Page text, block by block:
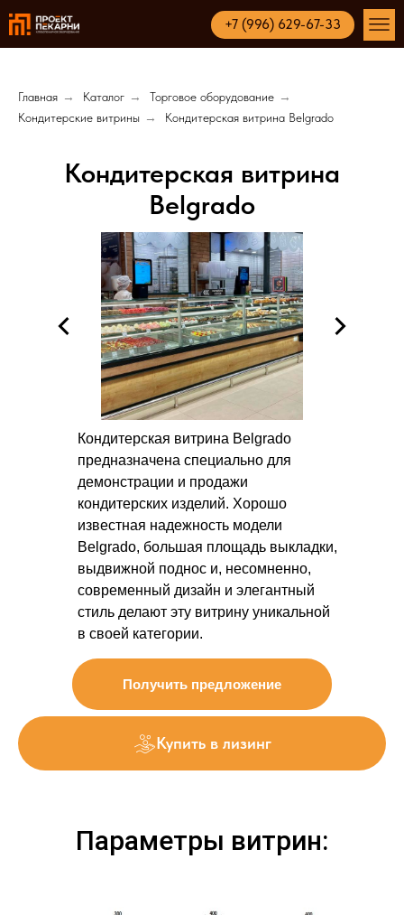
+7 (996) 629-67-33
Главная → Каталог → Торговое оборудование →
Кондитерские витрины → Кондитерская витрина Belgrado
Кондитерская витрина
Belgrado
Получить предложение
Кондитерская витрина Belgrado
предназначена специально для
демонстрации и продажи
кондитерских изделий. Хорошо
известная надежность модели
Belgrado, большая площадь выкладки,
выдвижной поднос и, несомненно,
современный дизайн и элегантный
стиль делают эту витрину уникальной
в своей категории.
Купить в лизинг
Параметры витрин: